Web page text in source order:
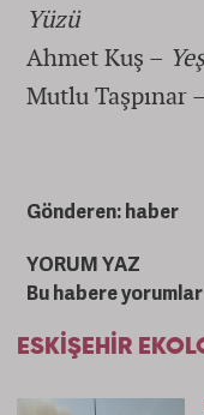
Yüzü
Ahmet Kuş –
Mutlu Taşpınar –
Gönderen: haber
YORUM YAZ
Bu habere yorumlar
ESKIŞEHIR